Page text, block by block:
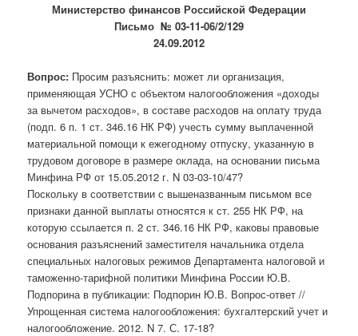
Министерство финансов Российской Федерации
Письмо № 03-11-06/2/129
24.09.2012
Вопрос: Просим разъяснить: может ли организация,
применяющая УСНО с объектом налогообложения «доходы
за вычетом расходов», в составе расходов на оплату труда
(подп. 6 п. 1 ст. 346.16 НК РФ) учесть сумму выплаченной
материальной помощи к ежегодному отпуску, указанную в
трудовом договоре в размере оклада, на основании письма
Минфина РФ от 15.05.2012 г. N 03-03-10/47?
Поскольку в соответствии с вышеназванным письмом все
признаки данной выплаты относятся к ст. 255 НК РФ, на
которую ссылается п. 2 ст. 346.16 НК РФ, каковы правовые
основания разъяснений заместителя начальника отдела
специальных налоговых режимов Департамента налоговой и
таможенно-тарифной политики Минфина России Ю.В.
Подпорина в публикации: Подпорин Ю.В. Вопрос-ответ //
Упрощенная система налогообложения: бухгалтерский учет и
налогообложение. 2012. N 7. С. 17-18?